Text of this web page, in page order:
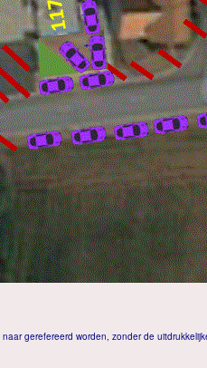
gerefereerd worden, zonder de